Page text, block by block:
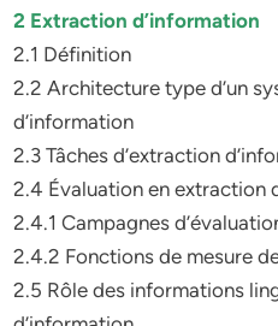
2 Extraction d’information
2.1 Définition
2.2 Architecture type d’un
d’information
2.3 Tâches d’extraction
2.4 Évaluation en extraction
2.4.1 Campagnes
2.4.2 Fonctions de mesure
2.5 Rôle des informations